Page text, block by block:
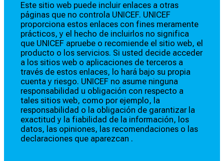
Este sitio web puede incluir enlaces a otras
páginas que no controla UNICEF. UNICEF
proporciona estos enlaces con fines meramente
prácticos, y el hecho de incluirlos no significa
que UNICEF apruebe o recomiende el sitio web, el
producto o los servicios. Si usted decide acceder
a los sitios web o aplicaciones de terceros a
través de estos enlaces, lo hará bajo su propia
cuenta y riesgo. UNICEF no asume ninguna
responsabilidad u obligación con respecto a
tales sitios web, como por ejemplo, la
responsabilidad o la obligación de garantizar la
exactitud y la fiabilidad de la información, los
datos, las opiniones, las recomendaciones o las
declaraciones que aparezcan .